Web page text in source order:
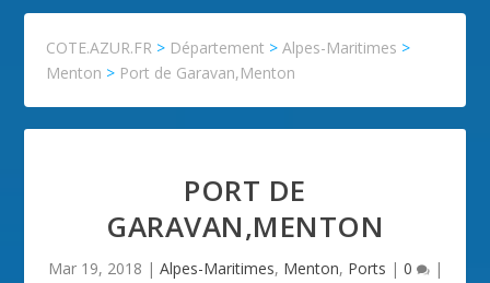
COTE.AZUR.FR > Département >Alpes-Maritimes >
Menton > Port de Garavan,Menton
PORT DE
GARAVAN,MENTON
Mar 19, 2018 | Alpes-Maritimes, Menton, Ports | 0 |